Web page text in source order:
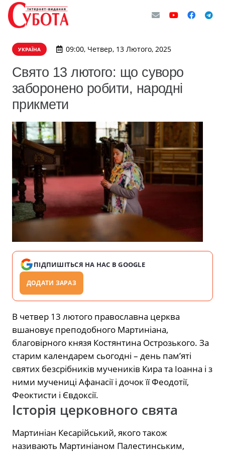
УКРАЇНА 09:00, Четвер, 13 Лютого, 2025
Свято 13 лютого: що суворо
заборонено робити, народні
прикмети
ПІДПИШІТЬСЯ НА НАС В GOOGLE
ДОДАТИ ЗАРАЗ
В четвер 13 лютого православна церква
вшановує преподобного Мартиніана,
благовірного князя Костянтина Острозького. За
старим календарем сьогодні – день пам’яті
святих безсрібників мучеників Кира та Іоанна і з
ними мучениці Афанасії і дочок її Феодотії,
Феоктисти і Євдоксії.
Історія церковного свята
Мартиніан Кесарійський, якого також
називають Мартиніаном Палестинським,